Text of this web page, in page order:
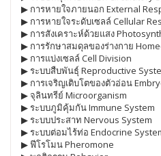
▶ การหายใจภายนอก External
▶ การหายใจระดับเซลล์ Cellular
▶ การสังเคราะห์ด้วยแสง
▶ การรักษาสมดุลของร่างกาย
▶ การแบ่งเซลล์ Cell Division
▶ ระบบสืบพันธุ์ Reproductive
▶ การเจริญเติบโตของตัวอ่อน
▶ จุลินทรีย์ Microorganism
▶ ระบบภูมิคุ้มกัน Immune System
▶ ระบบประสาท Nervous System
▶ ระบบต่อมไร้ท่อ Endocrine
▶ ฟีโรโมน Pheromone